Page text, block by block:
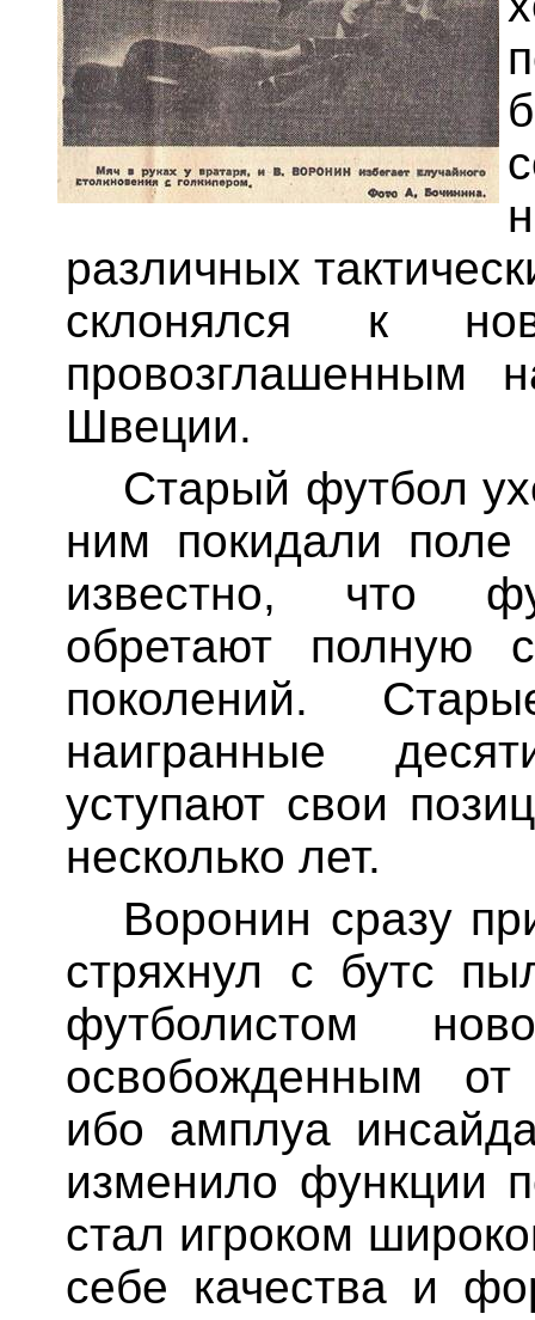
различных
склонялся к
провозглашенным
Швеции.
Старый футбол
ним покидали
известно, что
обретают полную
поколений.
наигранные
уступают свои
несколько лет.
Воронин сразу
стряхнул с бутс
футболистом
освобожденным
ибо амплуа
изменило функции
стал игроком
себе качества и